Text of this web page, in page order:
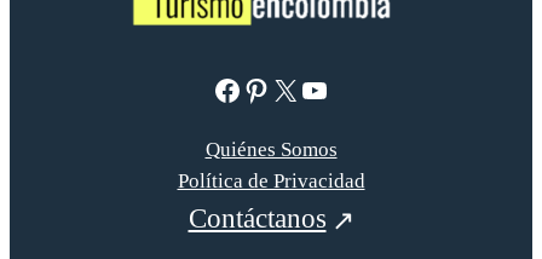
Facebook Pinterest X YouTube
Quiénes Somos
Política de Privacidad
Contáctanos